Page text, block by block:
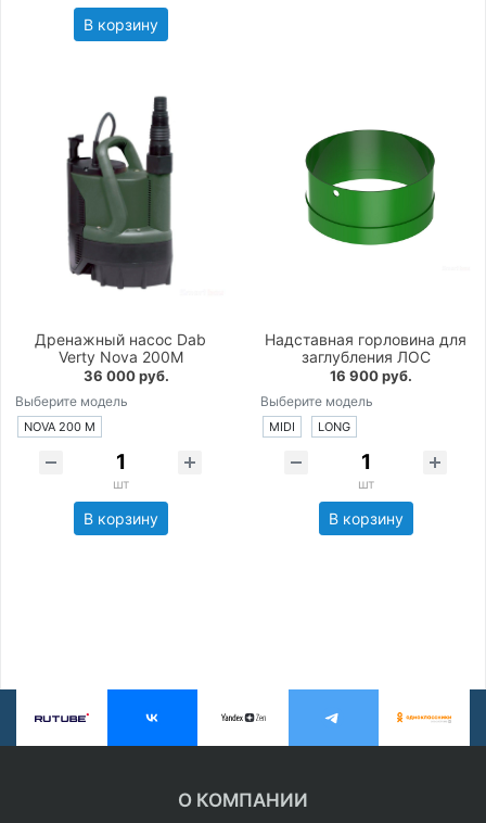
В корзину
Дренажный насос Dab
Verty Nova 200M
36 000 руб.
Выберите модель
NOVA 200 M
шт
В корзину
Надставная горловина для
заглубления ЛОС
16 900 руб.
Выберите модель
MIDI LONG
шт
В корзину
О КОМПАНИИ